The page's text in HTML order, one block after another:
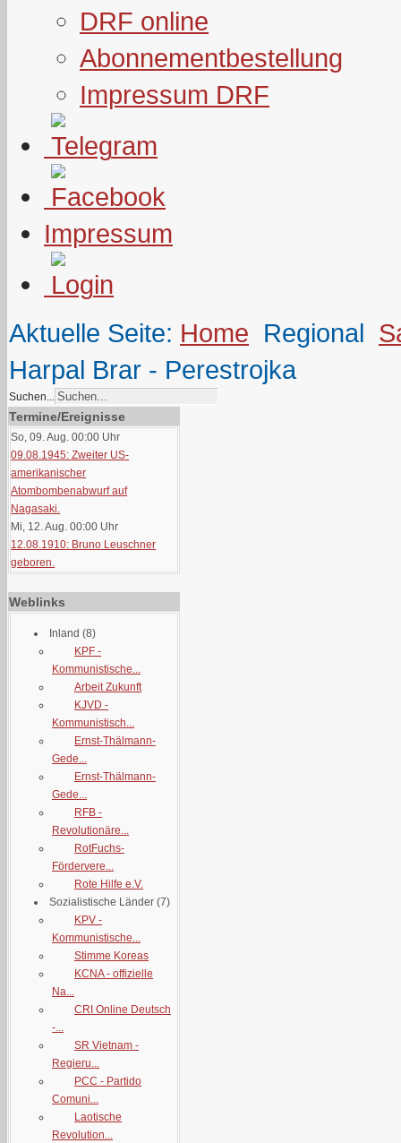
DRF online
Abonnementbestellung
Impressum DRF
Impressum
Aktuelle Seite: Home Regional
Harpal Brar - Perestrojka
Suchen...
Termine/Ereignisse
So, 09. Aug. 00:00 Uhr
09.08.1945: Zweiter US-
amerikanischer
Atombombenabwurf auf
Nagasaki.
Mi, 12. Aug. 00:00 Uhr
12.08.1910: Bruno Leuschner
geboren.
Weblinks
Inland (8)
KPF -
Kommunistische...
Arbeit Zukunft
KJVD -
Kommunistisch...
Ernst-Thälmann-
Gede...
Ernst-Thälmann-
Gede...
RFB -
Revolutionäre...
RotFuchs-
Fördervere...
Rote Hilfe e.V.
Sozialistische Länder (7)
KPV -
Kommunistische...
Stimme Koreas
KCNA - offizielle
Na...
CRI Online Deutsch
-...
SR Vietnam -
Regieru...
PCC - Partido
Comuni...
Laotische
Revolution...